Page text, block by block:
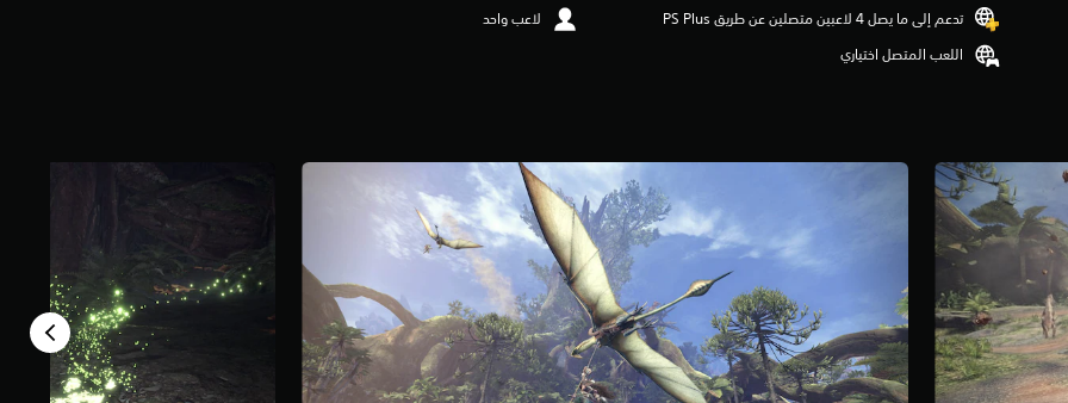
تدعم إلى ما يصل 4 لاعبين متصلين عن طريق PS Plus‏
اللعب المتصل اختياري
لاعب واحد